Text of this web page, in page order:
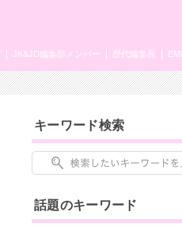
歴代編集長
JK&JD編集部メンバー
キーワード検索
話題のキーワード